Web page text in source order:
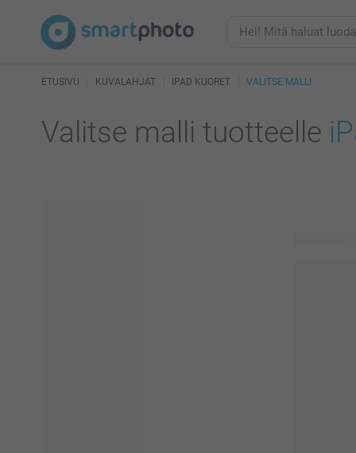
ETUSIVU KUVALAHJAT IPAD KUORET VALITSE MALLI
Valitse malli tuotteelle